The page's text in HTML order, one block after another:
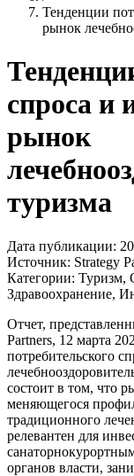
Тенденции
рынок
спроса и
рынок
туризма
Дата публикации:
Источник: Strategy
Категории: Туризм,
Здравоохранение,
Отчет,
Partners, 12 марта
потребительского
состоит в том, что
меняющегося
традиционного
релевантен для
органов власти,